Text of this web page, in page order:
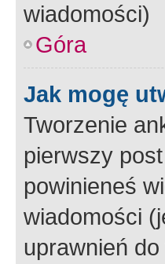
wiadomości)
Góra
Jak mogę
Tworzenie
pierwszy
powinieneś
wiadomości
uprawnień